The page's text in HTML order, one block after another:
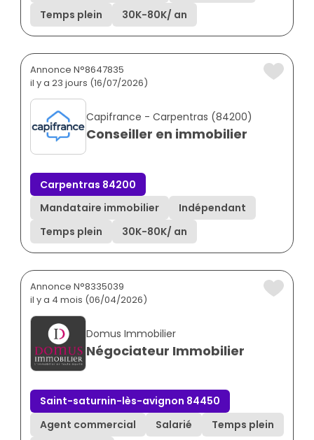
Temps plein
30K-80K/ an
Annonce N°8647835
il y a 23 jours (16/07/2026)
Capifrance - Carpentras (84200)
Conseiller en immobilier
Carpentras 84200
Mandataire immobilier
Indépendant
Temps plein
30K-80K/ an
Annonce N°8335039
il y a 4 mois (06/04/2026)
Domus Immobilier
Négociateur Immobilier
Saint-saturnin-lès-avignon 84450
Agent commercial
Salarié
Temps plein